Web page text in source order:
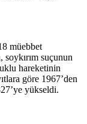
müebbet
soykırım suçunun
hareketinin
göre 1967’den
yükseldi.